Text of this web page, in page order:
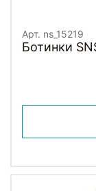
Арт. ns_15219
Ботинки